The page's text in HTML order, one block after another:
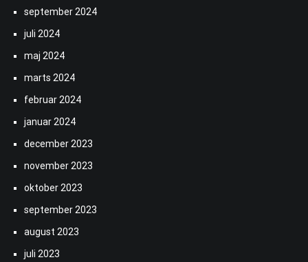
september 2024
juli 2024
maj 2024
marts 2024
februar 2024
januar 2024
december 2023
november 2023
oktober 2023
september 2023
august 2023
juli 2023